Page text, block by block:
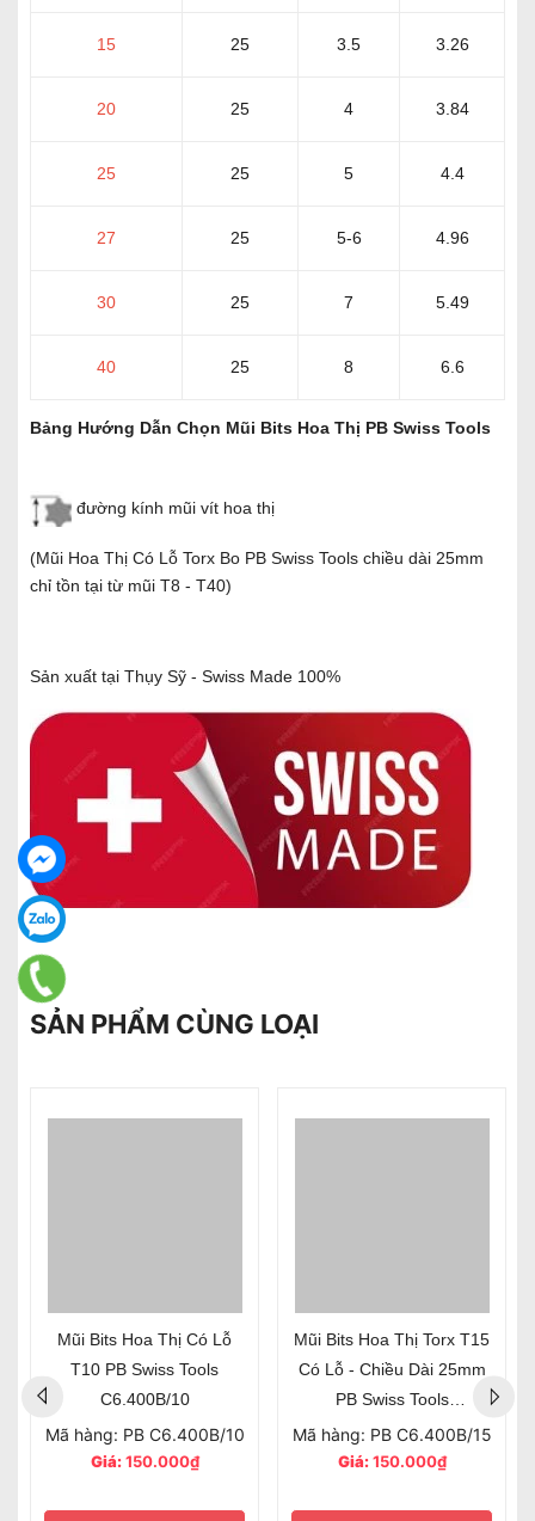
Bảng Hướng Dẫn Chọn Mũi Bits Hoa Thị PB Swiss Tools
15 25 3.5 3.26
20 25 4 3.84
25 25 5 4.4
27 25 5-6 4.96
30 25 7 5.49
40 25 8 6.6
đường kính mũi vít hoa thị
(Mũi Hoa Thị Có Lỗ Torx Bo PB Swiss Tools chiều dài 25mm
chỉ tồn tại từ mũi T8 - T40)
Sản xuất tại Thụy Sỹ - Swiss Made 100%
SẢN PHẨM CÙNG LOẠI
Mũi Bits Hoa Thị Có Lỗ
T10 PB Swiss Tools
C6.400B/10
Mã hàng: PB C6.400B/10
Giá:150.000₫
Mũi Bits Hoa Thị Torx T15
Có Lỗ - Chiều Dài 25mm
PB Swiss Tools
C6.400B/15
Mã hàng: PB C6.400B/15
Giá:150.000₫